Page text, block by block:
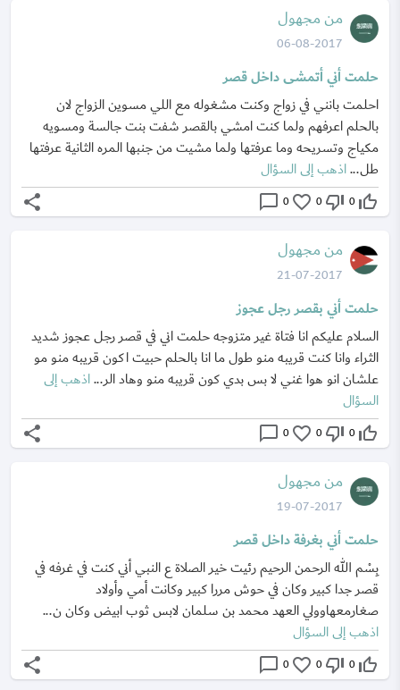
من مجهول
06-08-2017
حلمت أني أتمشى داخل قصر
احلمت بانني في زواج وكنت مشغوله مع اللي مسوين الزواج لان
بالحلم اعرفهم ولما كنت امشي بالقصر شفت بنت جالسة ومسويه
مكياج وتسريحه وما عرفتها ولما مشيت من جنبها المره الثانية عرفتها
طل...اذهب إلى السؤال
thumb_up_off_alt
0
thumb_down_off_alt
0
favorite_border
0
chat_bubble_outline
share
من مجهول
21-07-2017
حلمت أني بقصر رجل عجوز
السلام عليكم انا فتاة غير متزوجه حلمت اني في قصر رجل عجوز شديد
الثراء وانا كنت قريبه منو طول ما انا بالحلم حبيت اكون قريبه منو مو
علشان انو هوا غني لا بس بدي كون قريبه منو وهاد الر...اذهب إلى
السؤال
thumb_up_off_alt
0
thumb_down_off_alt
0
favorite_border
0
chat_bubble_outline
share
من مجهول
19-07-2017
حلمت أني بغرفة داخل قصر
بِسْم الله الرحمن الرحيم رئيت خير الصلاة ع النبي أني كنت في غرفه في
قصر جدا كبير وكان في حوش مررا كبير وكانت أمي وأولاد
صغارمعهاوولي العهد محمد بن سلمان لابس ثوب ابيض وكان ن...
اذهب إلى السؤال
thumb_up_off_alt
0
thumb_down_off_alt
0
favorite_border
0
chat_bubble_outline
share